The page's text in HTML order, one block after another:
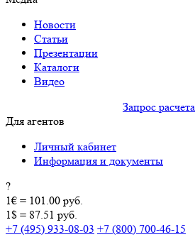
Новости
Статьи
Презентации
Каталоги
Видео
Запрос расчета
Для агентов
Личный кабинет
Информация и документы
?
1€ = 101.00 руб.
1$ = 87.51 руб.
+7 (495) 933-08-03 +7 (800) 700-46-15